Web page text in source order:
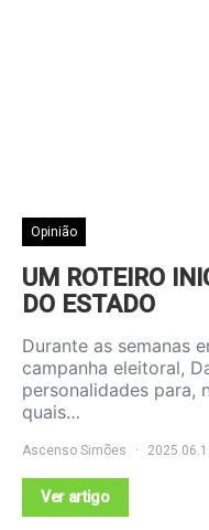
Opinião
UM ROTEIRO
DO ESTADO
Durante as semanas
campanha eleitoral,
personalidades para,
quais…
Ascenso Simões
Ver artigo